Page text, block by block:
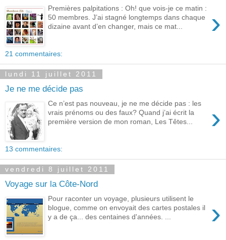
›
Premières palpitations : Oh! que vois-je ce matin :
50 membres. J’ai stagné longtemps dans chaque
dizaine avant d’en changer, mais ce mat...
21 commentaires:
lundi 11 juillet 2011
Je ne me décide pas
›
Ce n’est pas nouveau, je ne me décide pas : les
vrais prénoms ou des faux? Quand j’ai écrit la
première version de mon roman, Les Têtes...
13 commentaires:
vendredi 8 juillet 2011
Voyage sur la Côte-Nord
›
Pour raconter un voyage, plusieurs utilisent le
blogue, comme on envoyait des cartes postales il
y a de ça... des centaines d'années. ...